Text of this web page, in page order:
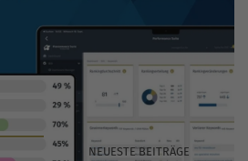
NEUESTEBEITRÄGE